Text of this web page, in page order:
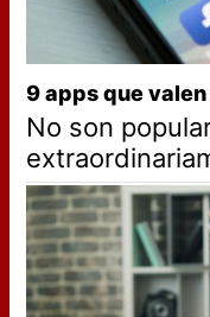
9 apps que valen
No son